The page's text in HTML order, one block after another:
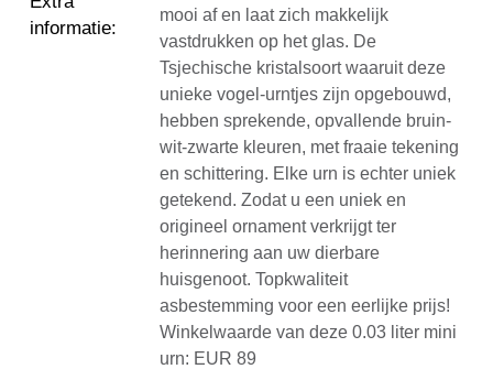
informatie:
mooi af en laat zich makkelijk
vastdrukken op het glas. De
Tsjechische kristalsoort waaruit deze
unieke vogel-urntjes zijn opgebouwd,
hebben sprekende, opvallende bruin-
wit-zwarte kleuren, met fraaie tekening
en schittering. Elke urn is echter uniek
getekend. Zodat u een uniek en
origineel ornament verkrijgt ter
herinnering aan uw dierbare
huisgenoot. Topkwaliteit
asbestemming voor een eerlijke prijs!
Winkelwaarde van deze 0.03 liter mini
urn: EUR 89